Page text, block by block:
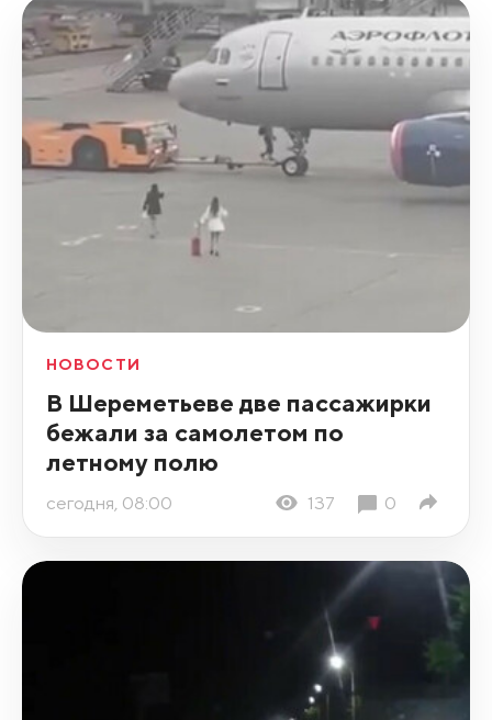
НОВОСТИ
В Шереметьеве две пассажирки
бежали за самолетом по
летному полю
сегодня, 08:00 137 0